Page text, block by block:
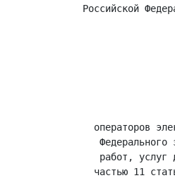
Российской
операторов
Федерального
работ, услуг
частью 11